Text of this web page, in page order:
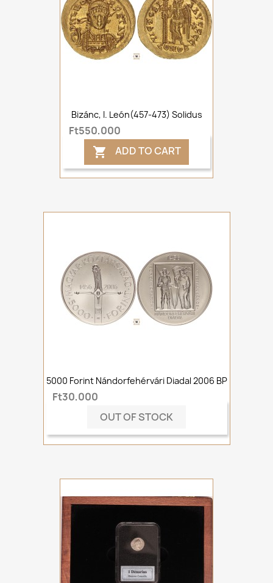
Bizánc, I. León(457-473) Solidus
Ft550,000
 ADD TO CART
5000 Forint Nándorfehérvári Diadal 2006 BP
Ft30,000
OUT OF STOCK